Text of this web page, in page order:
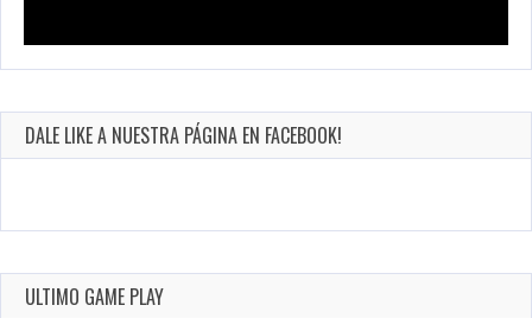
DALE LIKE A NUESTRA PÁGINA EN FACEBOOK!
ULTIMO GAME PLAY